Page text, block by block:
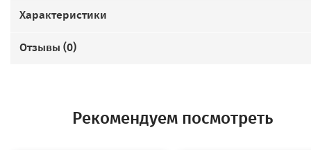
Характеристики
Отзывы (0)
Рекомендуем посмотреть